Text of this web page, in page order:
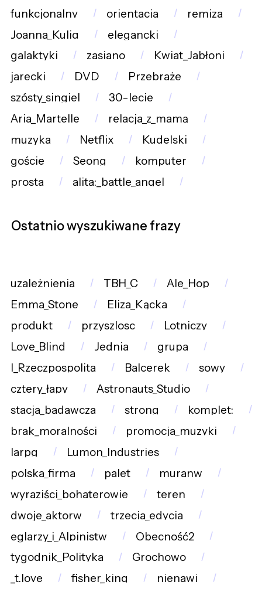
funkcjonalny
orientacja
remiza
Joanna_Kulig
elegancki
galaktyki
zasiano
Kwiat_Jabłoni
jarecki
DVD
Przebraże
szósty_singiel
30-lecie
Aria_Martelle
relacja_z_mamą
muzyka
Netflix
Kudelski
goście
Seong
komputer
prosta
alita:_battle_angel
Ostatnio wyszukiwane frazy
uzależnienia TBH_C
Ale_Hop
Emma_Stone
Eliza_Kącka
produkt
przyszlosc
Lotniczy
Love_Blind
Jednia
grupa
I_Rzeczpospolita
Balcerek
sowy
cztery_łapy
Astronauts_Studio
stacja_badawcza
strong
komplet:
brak_moralności
promocja_muzyki
larpg
Lumon_Industries
polska_firma
palet
muranw
wyraziści_bohaterowie
teren
dwoje_aktorw
trzecia_edycja
eglarzy_i_Alpinistw
Obecność2
tygodnik_Polityka
Grochowo
_t.love
fisher_king
nienawi